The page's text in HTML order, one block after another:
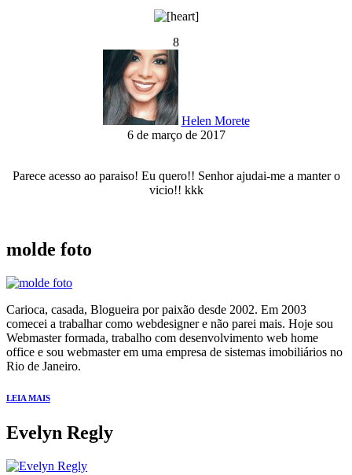
8
Helen Morete
6 de março de 2017
Parece acesso ao paraiso! Eu quero!! Senhor ajudai-me a manter o
vicio!! kkk
molde foto
Carioca, casada, Blogueira por paixão desde 2002. Em 2003
comecei a trabalhar como webdesigner e não parei mais. Hoje sou
Webmaster formada, trabalho com desenvolvimento web home
office e sou webmaster em uma empresa de sistemas imobiliários no
Rio de Janeiro.
LEIA MAIS
Evelyn Regly